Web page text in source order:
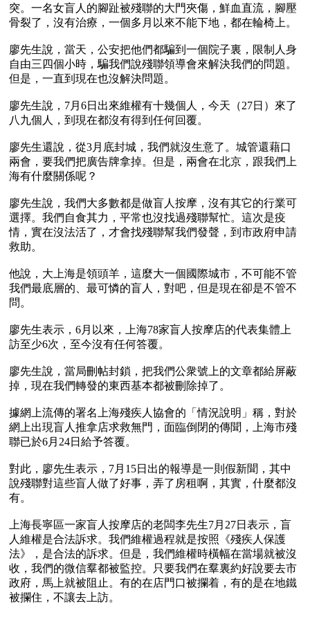
突。一名女盲人的腳趾被殘聯的大門夾傷，鮮血直流，腳壓
骨裂了，沒有治療，一個多月以來不能下地，都在輪椅上。
廖先生說，當天，公安把他們都騙到一個院子裏，限制人身
自由三四個小時，騙我們說殘聯領導會來解決我們的問題。
但是，一直到現在也沒解決問題。
廖先生說，7月6日出來維權有十幾個人，今天（27日）來了
八九個人，到現在都沒有得到任何回覆。
廖先生還說，從3月底封城，我們就沒生意了。城管還藉口
兩會，要我們把廣告牌拿掉。但是，兩會在北京，跟我們上
海有什麼關係呢？
廖先生說，我們大多數都是做盲人按摩，沒有其它的行業可
選擇。我們自食其力，平常也沒找過殘聯幫忙。這次是疫
情，實在沒法活了，才會找殘聯幫我們發聲，到市政府申請
救助。
他說，大上海是領頭羊，這麼大一個國際城市，不可能不管
我們最底層的、最可憐的盲人，對吧，但是現在卻是不管不
問。
廖先生表示，6月以來，上海78家盲人按摩店的代表集體上
訪至少6次，至今沒有任何答覆。
廖先生說，當局刪帖封鎖，把我們公衆號上的文章都給屏蔽
掉，現在我們轉發的東西基本都被刪除掉了。
據網上流傳的署名上海殘疾人協會的「情況說明」稱，對於
網上出現盲人推拿店求救無門，面臨倒閉的傳聞，上海市殘
聯已於6月24日給予答覆。
對此，廖先生表示，7月15日出的報導是一則假新聞，其中
說殘聯對這些盲人做了好事，弄了房租啊，其實，什麼都沒
有。
上海長寧區一家盲人按摩店的老闆李先生7月27日表示，盲
人維權是合法訴求。我們維權過程就是按照《殘疾人保護
法》，是合法的訴求。但是，我們維權時橫幅在當場就被沒
收，我們的微信羣都被監控。只要我們在羣裏約好說要去市
政府，馬上就被阻止。有的在店門口被攔着，有的是在地鐵
被攔住，不讓去上訪。